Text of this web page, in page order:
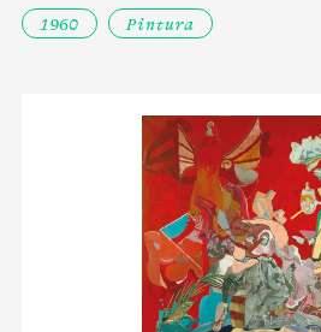
1960 Pintura